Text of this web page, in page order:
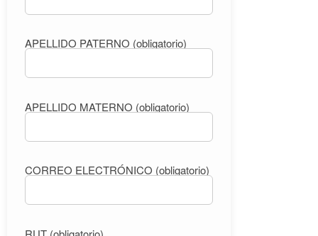
APELLIDO PATERNO (obligatorio)
APELLIDO MATERNO (obligatorio)
CORREO ELECTRÓNICO (obligatorio)